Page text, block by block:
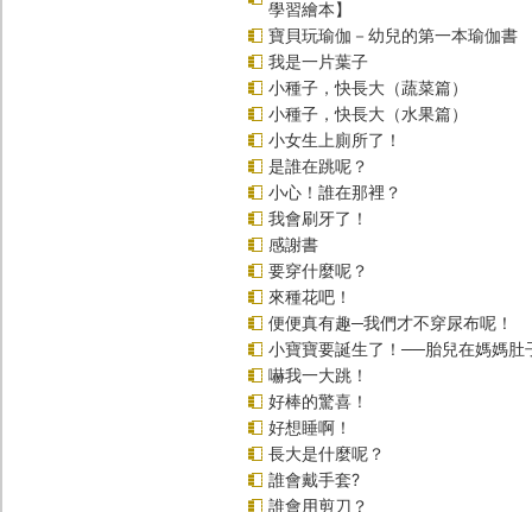
學習繪本】
寶貝玩瑜伽－幼兒的第一本瑜伽書
我是一片葉子
小種子，快長大（蔬菜篇）
小種子，快長大（水果篇）
小女生上廁所了！
是誰在跳呢？
小心！誰在那裡？
我會刷牙了！
感謝書
要穿什麼呢？
來種花吧！
便便真有趣─我們才不穿尿布呢！
小寶寶要誕生了！──胎兒在媽媽肚
嚇我一大跳！
好棒的驚喜！
好想睡啊！
長大是什麼呢？
誰會戴手套?
誰會用剪刀？